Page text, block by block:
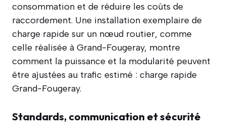
consommation et de réduire les coûts de
raccordement. Une installation exemplaire de
charge rapide sur un nœud routier, comme
celle réalisée à Grand-Fougeray, montre
comment la puissance et la modularité peuvent
être ajustées au trafic estimé : charge rapide
Grand-Fougeray.
Standards, communication et sécurité